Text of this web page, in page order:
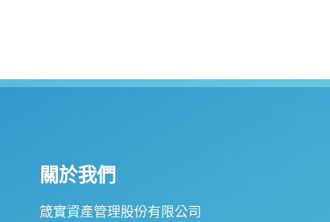
關於我們
箴實資產管理股份有限公司